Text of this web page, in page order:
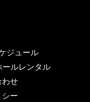
ジュール
ールレンタル
わせ
ー